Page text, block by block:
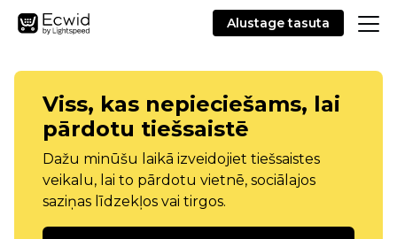
Alustage tasuta
Viss, kas nepieciešams, lai
pārdotu tiešsaistē
Dažu minūšu laikā izveidojiet tiešsaistes
veikalu, lai to pārdotu vietnē, sociālajos
saziņas līdzekļos vai tirgos.